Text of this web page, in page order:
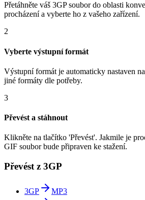
Přetáhněte váš 3GP soubor do oblasti
procházení a vyberte ho z vašeho zařízení.
2
Vyberte výstupní formát
Výstupní formát je automaticky nastaven
jiné formáty dle potřeby.
3
Převést a stáhnout
Klikněte na tlačítko 'Převést'. Jakmile je
GIF soubor bude připraven ke stažení.
Převést z 3GP
3GP
MP3